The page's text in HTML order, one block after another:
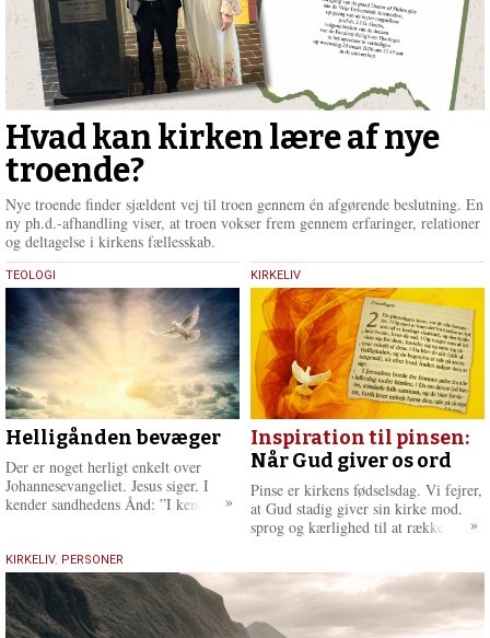
Hvad kan kirken lære af nye
troende?
Nye troende finder sjældent vej til troen gennem én afgørende beslutning. En
ny ph.d.-afhandling viser, at troen vokser frem gennem erfaringer, relationer
og deltagelse i kirkens fællesskab.
24.
juli
2026
TEOLOGI
Helligånden bevæger
Der er noget herligt enkelt over
Johannesevangeliet. Jesus siger, I
kender sandhedens Ånd: ”I kender
23.
maj
2026
KIRKELIV
Inspiration til pinsen:
Når Gud giver os ord
Pinse er kirkens fødselsdag. Vi fejrer,
at Gud stadig giver sin kirke mod,
sprog og kærlighed til at række
5.
maj
2026
KIRKELIV, PERSONER